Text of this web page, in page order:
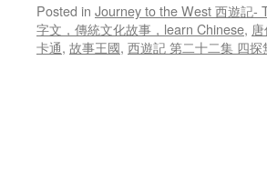
Posted in Journey to the West 西遊記-
字文，傳統文化故事，learn Chinese,
卡通, 故事王國, 西遊記 第二十二集 四探